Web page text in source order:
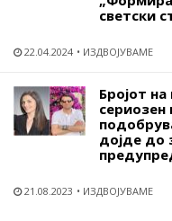
светски
22.04.2024 ИЗДВОЈУВАМЕ
Бројот
сериозен
дојде до
21.08.2023 ИЗДВОЈУВАМЕ